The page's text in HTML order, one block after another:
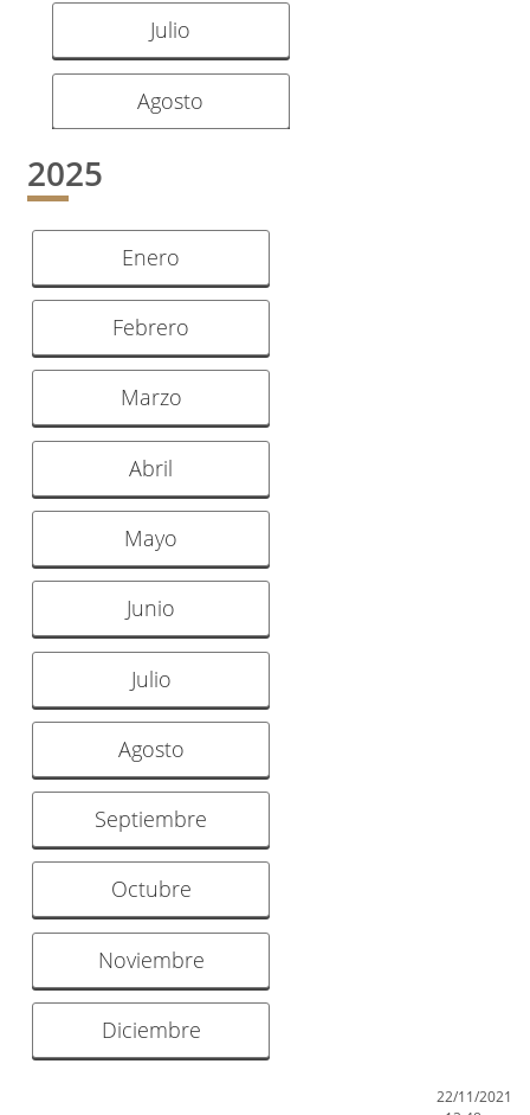
Julio
Agosto
2025
Enero
Febrero
Marzo
Abril
Mayo
Junio
Julio
Agosto
Septiembre
Octubre
Noviembre
Diciembre
22/11/2021